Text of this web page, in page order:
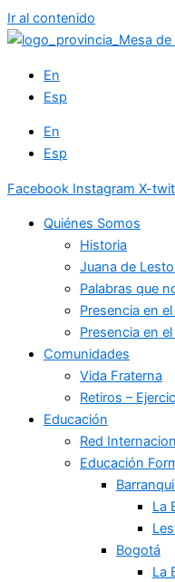
Ir al contenido
En
Esp
En
Esp
Facebook Instagram X-
Quiénes Somos
Historia
Juana de
Palabras que
Presencia en
Presencia en
Comunidades
Vida Fraterna
Retiros –
Educación
Red
Educación
La
Bogotá
La